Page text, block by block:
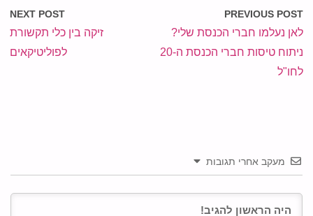
PREVIOUS POST
לאן נעלמו חברי הכנסת שלי?
ניתוח טיסות חברי הכנסת ה-20
לחו"ל
NEXT POST
זיקה בין כלי תקשורת
לפוליטיקאים
מעקב אחרי תגובות